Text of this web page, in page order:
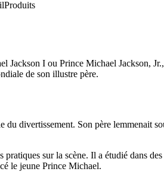
Produits
Jackson I ou Prince Michael Jackson,
de son illustre père.
divertissement. Son père lemmenait
sur la scène. Il a étudié dans
le jeune Prince Michael.